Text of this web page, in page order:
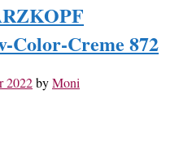
Color-Creme 872
2022byMoni